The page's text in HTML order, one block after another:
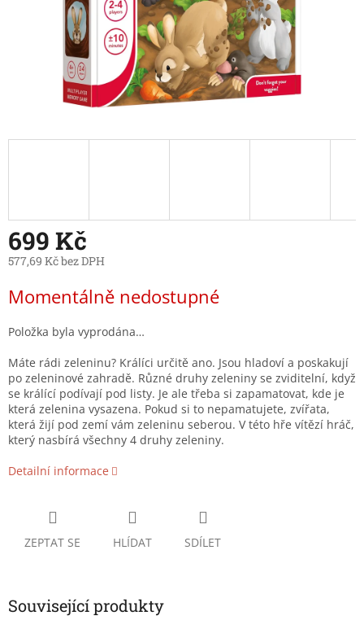
699 Kč
577,69 Kč bez DPH
cena:
Momentálně nedostupné
Položka byla vyprodána…
Máte rádi zeleninu? Králíci určitě ano. Jsou hladoví a poskakují
po zeleninové zahradě. Různé druhy zeleniny se zviditelní, když
se králící podívají pod listy. Je ale třeba si zapamatovat, kde je
která zelenina vysazena. Pokud si to nepamatujete, zvířata,
která žijí pod zemí vám zeleninu seberou. V této hře vítězí hráč,
který nasbírá všechny 4 druhy zeleniny.
Detailní informace
ZEPTAT SE HLÍDAT SDÍLET
Související produkty